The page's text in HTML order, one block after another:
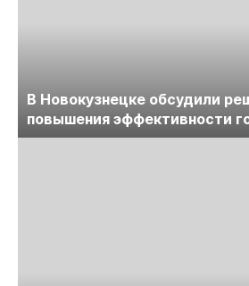
В Новокузнецке обсудили
повышения эффективности
предприятий